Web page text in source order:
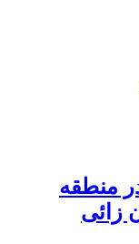
منطقه
زائی